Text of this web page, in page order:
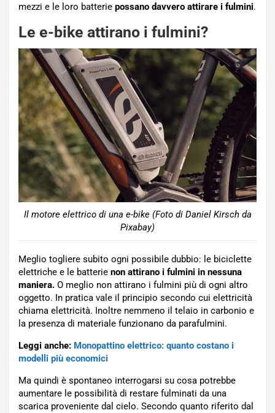
mezzi e le loro batterie possano davvero attirare i fulmini.
Le e-bike attirano i fulmini?
Il motore elettrico di una e-bike (Foto di Daniel Kirsch da
Pixabay)
Meglio togliere subito ogni possibile dubbio: le biciclette
elettriche e le batterie non attirano i fulmini in nessuna
maniera. O meglio non attirano i fulmini più di ogni altro
oggetto. In pratica vale il principio secondo cui elettricità
chiama elettricità. Inoltre nemmeno il telaio in carbonio e
la presenza di materiale funzionano da parafulmini.
Leggi anche: Monopattino elettrico: quanto costano i
modelli più economici
Ma quindi è spontaneo interrogarsi su cosa potrebbe
aumentare le possibilità di restare fulminati da una
scarica proveniente dal cielo. Secondo quanto riferito dal